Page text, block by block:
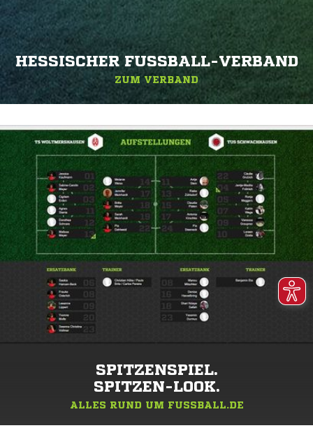
HESSISCHER FUSSBALL-VERBAND
ZUM VERBAND
SPITZENSPIEL.
SPITZEN-LOOK.
ALLES RUND UM FUSSBALL.DE